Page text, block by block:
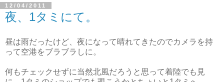
12/04/2011
夜、1タミにて。
昼は雨だったけど、夜になって晴れてきたのでカメラを持
って空港をブラブラしに。
何もチェックせずに当然北風だろうと思って着陸でも見